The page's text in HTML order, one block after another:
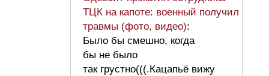
ТЦК на капоте: военный получил
травмы (фото, видео):
Было бы смешно, когда
бы не было
так грустно(((.Кацапьё вижу